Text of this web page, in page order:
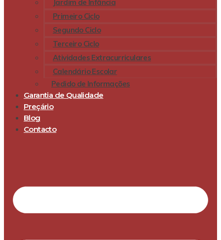
Jardim de Infância
Primeiro Ciclo
Segundo Ciclo
Terceiro Ciclo
Atividades Extracurriculares
Calendário Escolar
Pedido de Informações
Garantia de Qualidade
Preçário
Blog
Contacto